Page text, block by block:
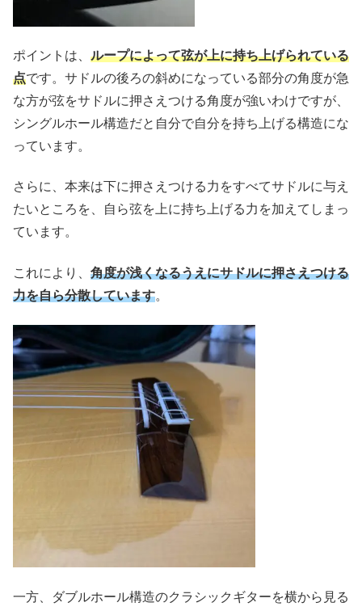
ポイントは、 ループによって弦が上に持ち上げられている
点です。サドルの後ろの斜めになっている部分の角度が急
な方が弦をサドルに押さえつける角度が強いわけですが、
シングルホール構造だと自分で自分を持ち上げる構造にな
っています。
さらに、本来は下に押さえつける力をすべてサドルに与え
たいところを、自ら弦を上に持ち上げる力を加えてしまっ
ています。
これにより、 角度が浅くなるうえにサドルに押さえつける
力を自ら分散しています。
一方、ダブルホール構造のクラシックギターを横から見る